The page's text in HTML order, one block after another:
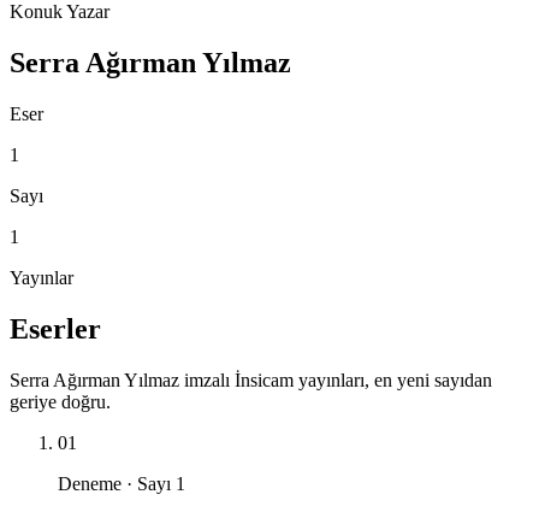
Konuk Yazar
Serra Ağırman Yılmaz
Eser
1
Sayı
1
Yayınlar
Eserler
Serra Ağırman Yılmaz imzalı İnsicam yayınları, en yeni sayıdan
geriye doğru.
01
Deneme · Sayı 1